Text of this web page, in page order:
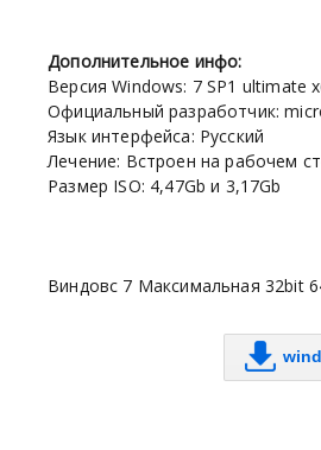
Дополнительное инфо:
Версия Windows: 7 SP1 ultimate
Официальный разработчик:
Язык интерфейса: Русский
Лечение: Встроен на рабочем
Размер ISO: 4,47Gb и 3,17Gb
Виндовс 7 Максимальная 32bit